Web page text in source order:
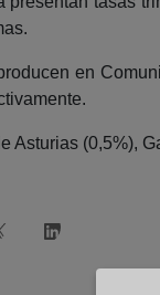
en
Asturias (0,5%),